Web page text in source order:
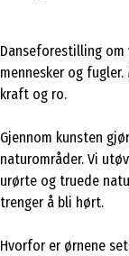
Danseforestilling
mennesker og
kraft og ro.
Gjennom kunsten
naturområder. Vi
urørte og truede
trenger å bli hørt.
Hvorfor er ørnene